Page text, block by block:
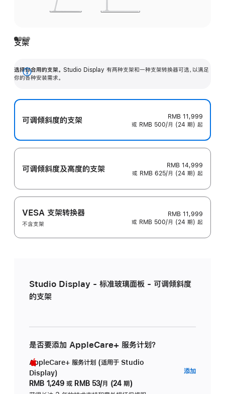
支架
选择你合用的支架。 Studio Display 有两种支架和一种支架转换器可选，以满足
你的各种安装需求。
展
可调倾斜度的支架
RMB 11,999
或 RMB 500/月 (24 期) 起
可调倾斜度及高‍度的支‍架
RMB 14,999
或 RMB 625/月 (24 期) 起
VESA 支架转换器
不含支架
RMB 11,999
或 RMB 500/月 (24 期) 起
Studio Display - 标准玻璃面板 - 可调倾斜度
的支架
是否要添加 AppleCare+ 服务计划？
AppleCare+ 服务计划 (适用于 Studio
Display)
RMB 1,249 或 RMB 53/月 (24 期)
添加